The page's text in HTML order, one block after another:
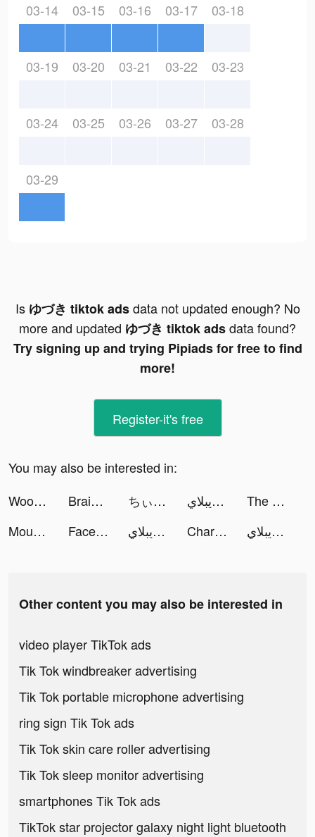
03-14 03-15 03-16 03-17 03-18
03-19 03-20 03-21 03-22 03-23
03-24 03-25 03-26 03-27 03-28
03-29
Is ゆづき tiktok adsdata not updated enough? No
more and updated ゆづき tiktok adsdata found?
Try signing up and trying Pipiads for free to find
more!
Register-it's free
You may also be interested in:
Wood Block Puz tiktok ads
Brain Out -Tricky riddle games tiktok ads ちぃなの🐼🌈 💩 tiktok ads لاعب ابن الويبلاي tiktok ads
The Lord of the Rings: War tiktok ads
Mount and Magic tiktok ads
FaceLike - Be Anyone You Like tiktok ads لاعب ابن الويبلاي tiktok ads Charging Engine - 4Kwallpapers tiktok ads لاعب ابن الويبلاي tiktok ads
Other content you may also be interested in
video player TikTok ads
Tik Tok windbreaker advertising
Tik Tok portable microphone advertising
ring sign Tik Tok ads
Tik Tok skin care roller advertising
Tik Tok sleep monitor advertising
smartphones Tik Tok ads
TikTok star projector galaxy night light bluetooth